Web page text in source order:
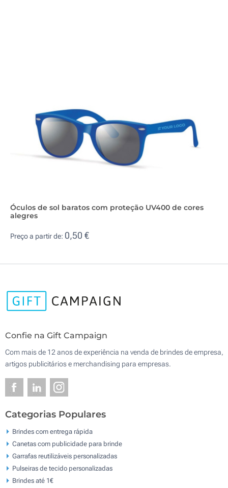
Óculos de sol baratos com proteção UV400 de cores
alegres
Preço a partir de: 0,50 €
Confie na Gift Campaign
Com mais de 12 anos de experiência na venda de brindes de empresa,
artigos publicitários e merchandising para empresas.
Categorias Populares
Brindes com entrega rápida
Canetas com publicidade para brinde
Garrafas reutilizáveis personalizadas
Pulseiras de tecido personalizadas
Brindes até 1€